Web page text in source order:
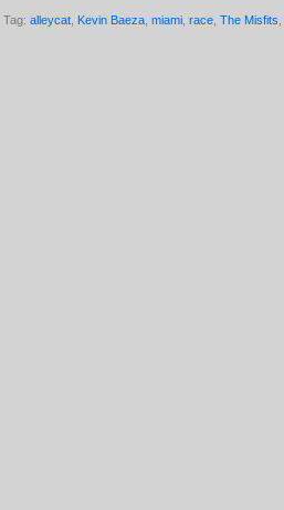
Tag: alleycat Kevin Baeza miami race The Misfits